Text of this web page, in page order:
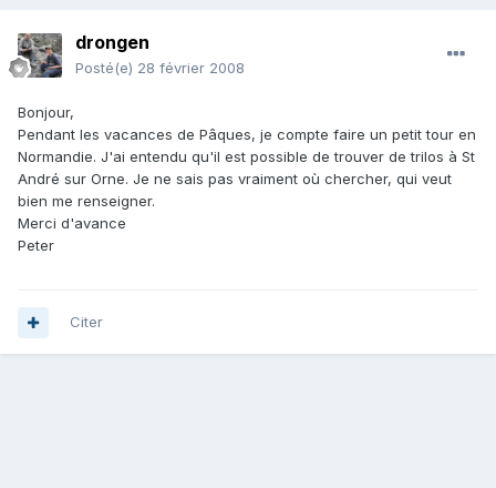
drongen
Posté(e) 28 février 2008
Bonjour,
Pendant les vacances de Pâques, je compte faire un petit tour en
Normandie. J'ai entendu qu'il est possible de trouver de trilos à St
André sur Orne. Je ne sais pas vraiment où chercher, qui veut
bien me renseigner.
Merci d'avance
Peter
Citer